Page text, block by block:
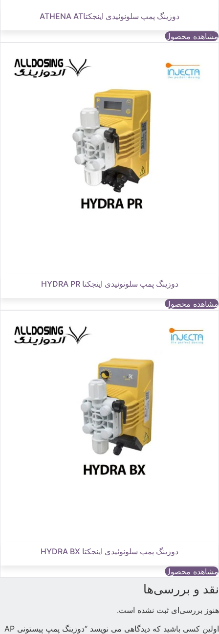
دوزینگ پمپ سلونوئیدی اینجکتاATHENA AT
مشاهده محصول
دوزینگ پمپ سلونوئیدی اینجکتا HYDRA PR
مشاهده محصول
دوزینگ پمپ سلونوئیدی اینجکتا HYDRA BX
مشاهده محصول
نقد و بررسی‌ها
هنوز بررسی‌ای ثبت نشده است.
اولین کسی باشید که دیدگاهی می نویسد “دوزینگ پمپ پیستونی AP